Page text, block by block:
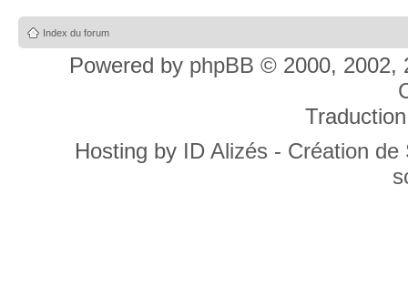
Index du forum
Powered by phpBB © 2000, 2002,
Hosting by ID Alizés - Création